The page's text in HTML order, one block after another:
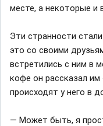
месте, а некоторые и
Эти странности
это со своими
встретились с ним в
кофе он рассказал им
происходят у него в
— Может быть, я